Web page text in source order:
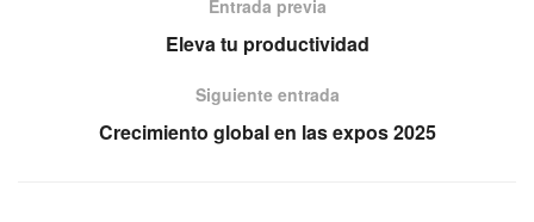
Entrada previa
Eleva tu productividad
Siguiente entrada
Crecimiento global en las expos 2025